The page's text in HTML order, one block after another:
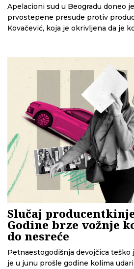
Apelacioni sud u Beogradu doneo
prvostepene presude protiv
Kovačević, koja je okrivljena da je
Slučaj
Godine brze vožnje
do nesreće
Petnaestogodišnja devojčica teško
je u junu prošle godine kolima